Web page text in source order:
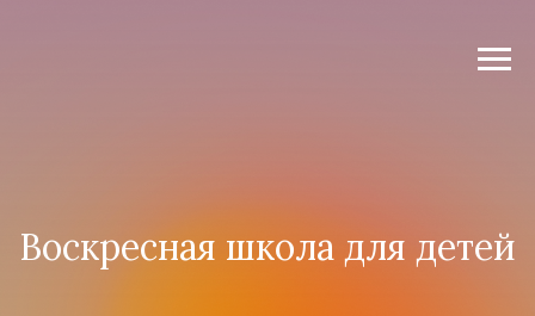
Воскресная школа для детей